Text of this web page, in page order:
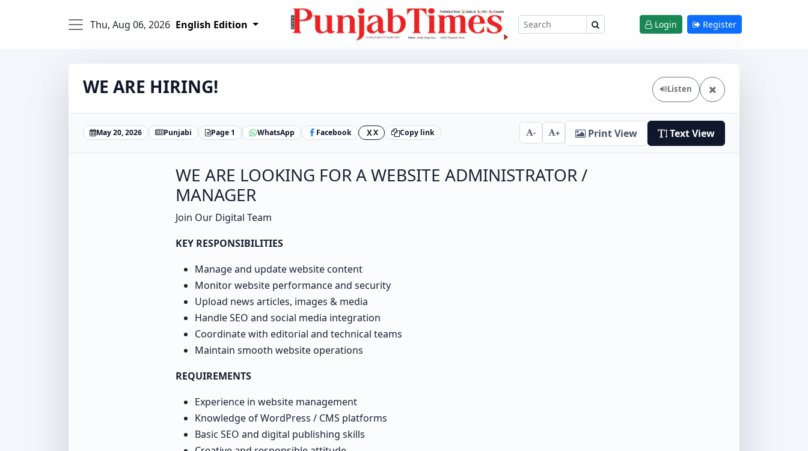
Thu, Aug 06, 2026 English Edition Login Register
WE ARE HIRING! Listen
May 20, 2026 Punjabi Page 1 WhatsApp Facebook X X Copy link - + Print View Text View
WE ARE LOOKING FOR A WEBSITE ADMINISTRATOR /
MANAGER
Join Our Digital Team
KEY RESPONSIBILITIES
Manage and update website content
Monitor website performance and security
Upload news articles, images & media
Handle SEO and social media integration
Coordinate with editorial and technical teams
Maintain smooth website operations
REQUIREMENTS
Experience in website management
Knowledge of WordPress / CMS platforms
Basic SEO and digital publishing skills